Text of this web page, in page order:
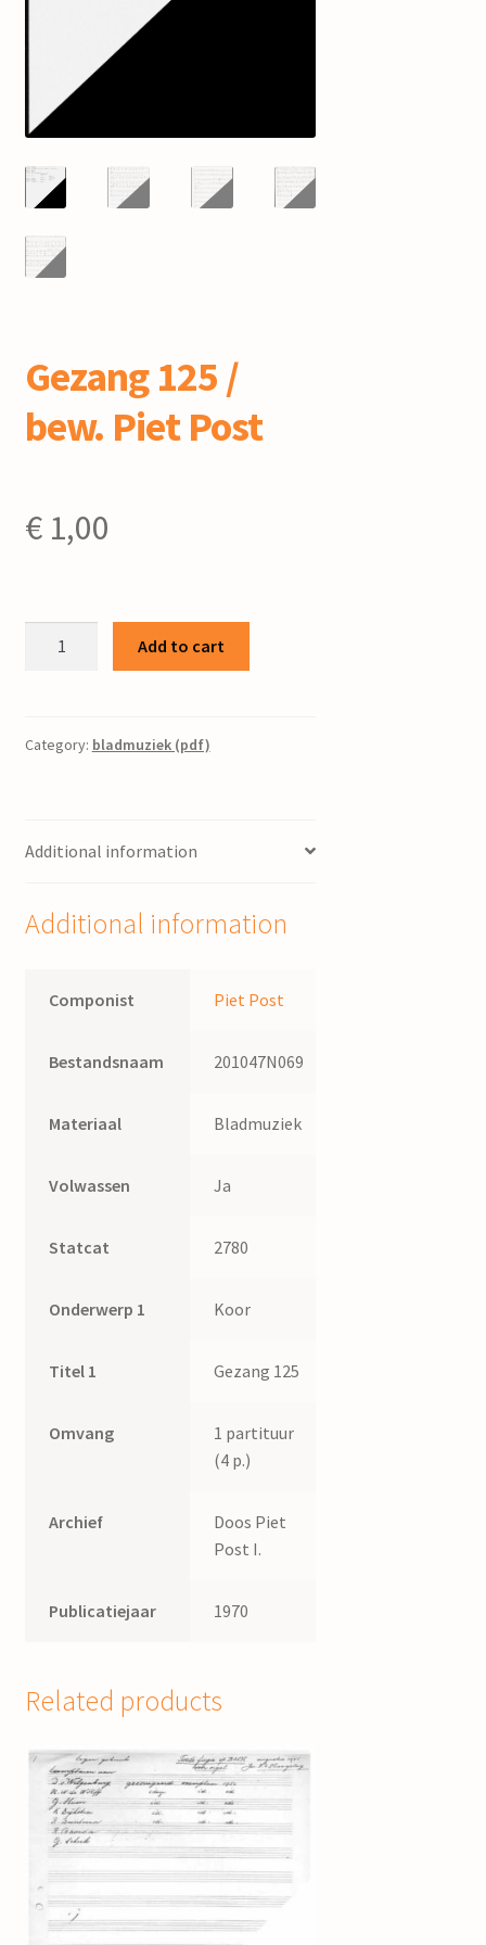
Gezang 125 /
bew. Piet Post
€1,00
Piet
Add to cart
Category: bladmuziek (pdf)
Additional information
Additional information
Componist Piet Post
Bestandsnaam 201047N069
Materiaal Bladmuziek
Volwassen Ja
Statcat 2780
Onderwerp 1 Koor
Titel 1 Gezang 125
Omvang
1 partituur
(4 p.)
Archief
Doos Piet
Post I.
Publicatiejaar 1970
Related products